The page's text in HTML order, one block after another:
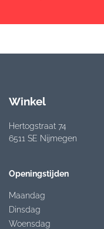
Winkel
Hertogstraat 74
6511 SE Nijmegen
Openingstijden
Maandag
Dinsdag
Woensdag